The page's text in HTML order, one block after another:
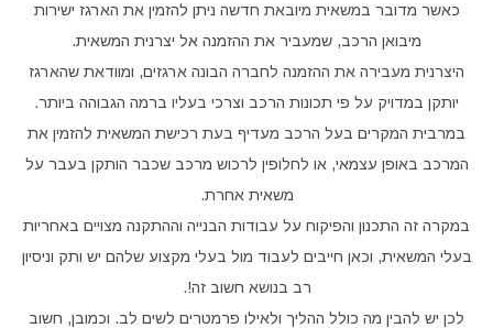
כאשר מדובר במשאית מיובאת חדשה ניתן להזמין את הארגז ישירות
מיבואן הרכב, שמעביר את ההזמנה אל יצרנית המשאית.
היצרנית מעבירה את ההזמנה לחברה הבונה ארגזים, ומוודאת שהארגז
יותקן במדויק על פי תכונות הרכב וצרכי בעליו ברמה הגבוהה ביותר.
במרבית המקרים בעל הרכב מעדיף בעת רכישת המשאית להזמין את
המרכב באופן עצמאי, או לחלופין לרכוש מרכב שכבר הותקן בעבר על
משאית אחרת.
במקרה זה התכנון והפיקוח על עבודות הבנייה וההתקנה מצויים באחריות
בעלי המשאית, וכאן חייבים לעבוד מול בעלי מקצוע שלהם יש ותק וניסיון
רב בנושא חשוב זה!.
לכן יש להבין מה כולל ההליך ולאילו פרמטרים לשים לב. וכמובן, חשוב